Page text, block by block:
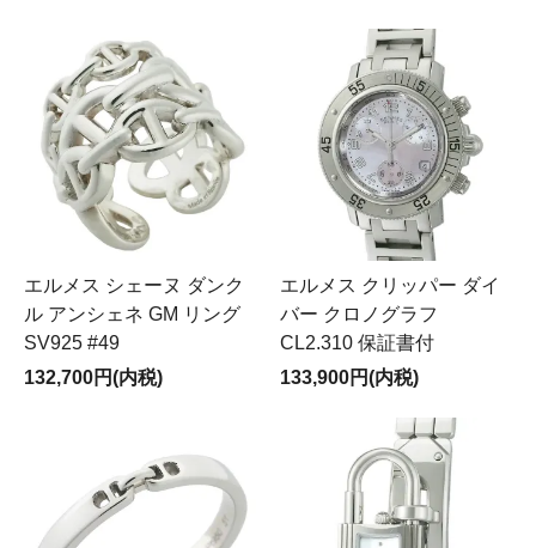
エルメス シェーヌ ダンク
ル アンシェネ GM リング
SV925 #49
132,700円(内税)
エルメス クリッパー ダイ
バー クロノグラフ
CL2.310 保証書付
133,900円(内税)